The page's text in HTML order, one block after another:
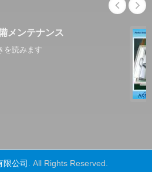
メンテナンス
を読みます
限公司 . All Rights Reserved.